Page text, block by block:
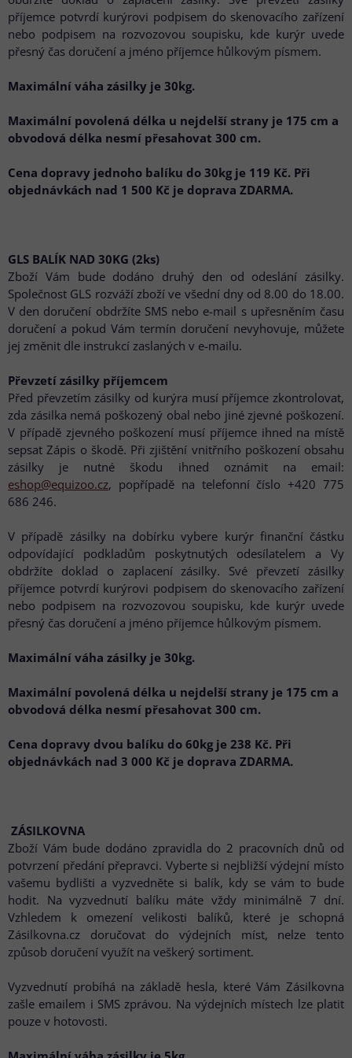
příjemce potvrdí kurýrovi podpisem do skenovacího zařízení
nebo podpisem na rozvozovou soupisku, kde kurýr uvede
přesný čas doručení a jméno příjemce hůlkovým písmem.
Maximální váha zásilky je 30kg.
Maximální povolená délka u nejdelší strany je 175 cm a
obvodová délka nesmí přesahovat 300 cm.
Cena dopravy jednoho balíku do 30kg je 119 Kč. Při
objednávkách nad 1 500 Kč je doprava ZDARMA.
GLS BALÍK NAD 30KG (2ks)
Zboží Vám bude dodáno druhý den od odeslání zásilky.
Společnost GLS rozváží zboží ve všední dny od 8.00 do 18.00.
V den doručení obdržíte SMS nebo e-mail s upřesněním času
doručení a pokud Vám termín doručení nevyhovuje, můžete
jej změnit dle instrukcí zaslaných v e-mailu.
Převzetí zásilky příjemcem
Před převzetím zásilky od kurýra musí příjemce zkontrolovat,
zda zásilka nemá poškozený obal nebo jiné zjevné poškození.
V případě zjevného poškození musí příjemce ihned na místě
sepsat Zápis o škodě. Při zjištění vnitřního poškození obsahu
zásilky je nutné škodu ihned oznámit na email:
eshop@equizoo.cz, popřípadě na telefonní číslo +420 775
686 246.
V případě zásilky na dobírku vybere kurýr finanční částku
odpovídající podkladům poskytnutých odesílatelem a Vy
obdržíte doklad o zaplacení zásilky. Své převzetí zásilky
příjemce potvrdí kurýrovi podpisem do skenovacího zařízení
nebo podpisem na rozvozovou soupisku, kde kurýr uvede
přesný čas doručení a jméno příjemce hůlkovým písmem.
Maximální váha zásilky je 30kg.
Maximální povolená délka u nejdelší strany je 175 cm a
obvodová délka nesmí přesahovat 300 cm.
Cena dopravy dvou balíku do 60kg je 238 Kč. Při
objednávkách nad 3 000 Kč je doprava ZDARMA.
ZÁSILKOVNA
Zboží Vám bude dodáno zpravidla do 2 pracovních dnů od
potvrzení předání přepravci. Vyberte si nejbližší výdejní místo
vašemu bydlišti a vyzvedněte si balík, kdy se vám to bude
hodit. Na vyzvednutí balíku máte vždy minimálně 7 dní.
Vzhledem k omezení velikosti balíků, které je schopná
Zásilkovna.cz doručovat do výdejních míst, nelze tento
způsob doručení využít na veškerý sortiment.
Vyzvednutí probíhá na základě hesla, které Vám Zásilkovna
zašle emailem i SMS zprávou. Na výdejních místech lze platit
pouze v hotovosti.